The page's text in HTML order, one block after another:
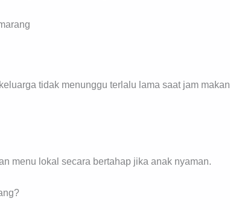
tidak menunggu terlalu lama saat jam makan
menu lokal secara bertahap jika anak nyaman.